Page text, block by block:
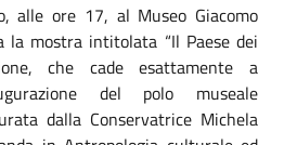
alle ore 17, al Museo Giacomo
la mostra intitolata “Il Paese dei
che cade esattamente a
del polo museale
dalla Conservatrice Michela